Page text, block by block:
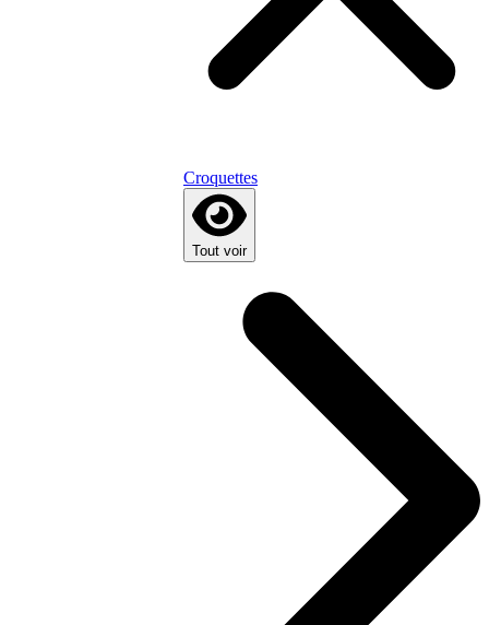
Croquettes
Tout voir